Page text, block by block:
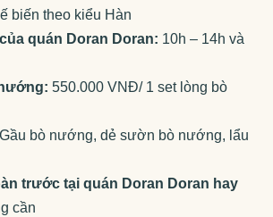
biến theo kiểu Hàn
quán Doran Doran: 10h – 14h và
550.000 VNĐ/ 1 set lòng bò
Gầu bò nướng, dẻ sườn bò nướng, lẩu
trước tại quán Doran Doran hay
cần